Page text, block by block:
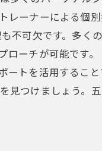
ーナーによる個
不可欠です。多
ーチが可能です
トを活用するこ
つけましょう。